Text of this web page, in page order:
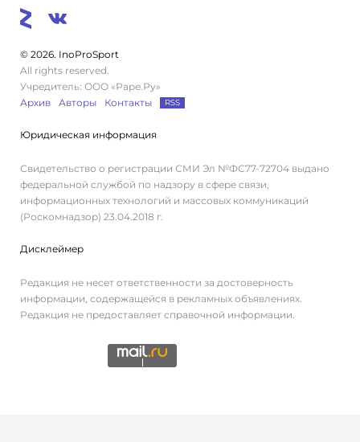
© 2026. InoProSport
All rights reserved.
Учредитель: ООО «Раре.Ру»
Архив
Авторы Контакты RSS
Юридическая информация
Свидетельство о регистрации СМИ Эл №ФС77-72704 выдано
федеральной службой по надзору в сфере связи,
информационных технологий и массовых коммуникаций
(Роскомнадзор) 23.04.2018 г.
Дисклеймер
Редакция не несет ответственности за достоверность
информации, содержащейся в рекламных объявлениях.
Редакция не предоставляет справочной информации.